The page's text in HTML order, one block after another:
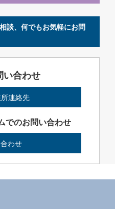
談、何でもお気軽にお問
い合わせ
連絡先
でのお問い合わせ
わせ